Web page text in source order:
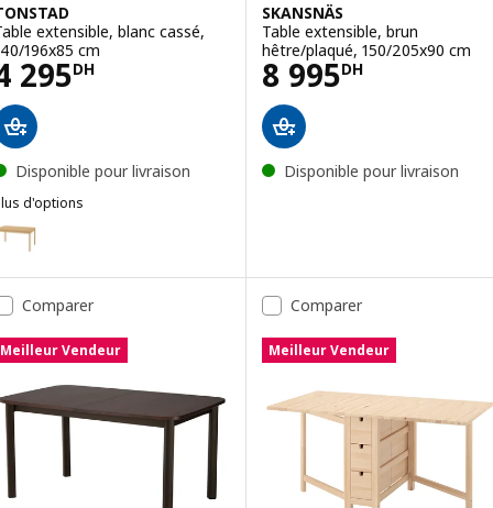
extensible, blanc cassé,
196x85 cm
295DH
4295DH
Disponible pour livraison
d'options
: TONSTAD, Table extensible, plaqué chêne, 140/196x85 cm
SKANSNÄS
Table extensible, brun
hêtre/plaqué, 150/205x90 cm
8 995DH
Prix 8995DH
Disponible pour livraison
Comparer
Meilleur Vendeur
Comparer
Meilleur Vendeur